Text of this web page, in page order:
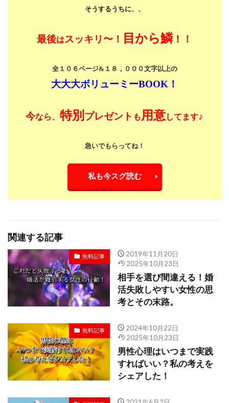
そうするうちに、、
最後はスッキリ〜！ 目から鱗！！
全１０６ページ&１８，０００文字以上の
大大大ボリューミーBOOK！
今なら、 特別 プレゼント も 用意してます♪
急いでもらってね！
私も今スグ読む
関連する記事
無料記事
2019年11月20日
2025年10月23日
相手を選び間違える！婚
活失敗しやすい女性の思
考とその末路。
無料記事
2024年10月22日
2025年10月23日
男性心理はいつまで実践
すればいい？私の考えを
シェアした！